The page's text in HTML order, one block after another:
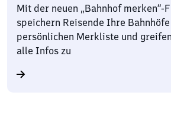
Mit der neuen „Bahnhof merken“-
speichern Reisende Ihre
persönlichen Merkliste und
alle Infos zu